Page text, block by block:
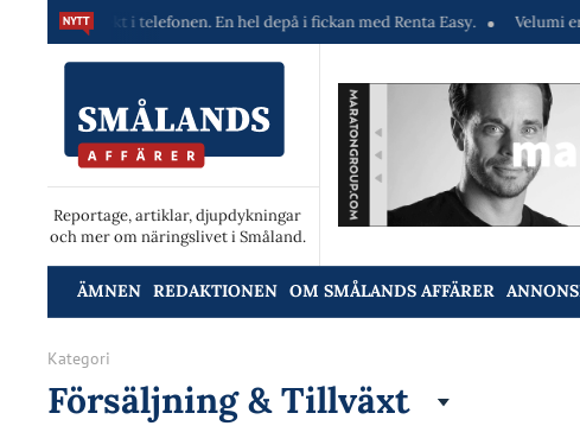
i telefonen. En hel depå i fickan med Renta Easy. Velumi erbjuder ett
Reportage, artiklar, djupdykningar
och mer om näringslivet i Småland.
ÄMNEN REDAKTIONEN OM SMÅLANDS AFFÄRER
Kategori
Försäljning & Tillväxt